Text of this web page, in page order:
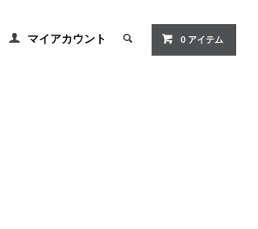
マイアカウント 0 アイテム